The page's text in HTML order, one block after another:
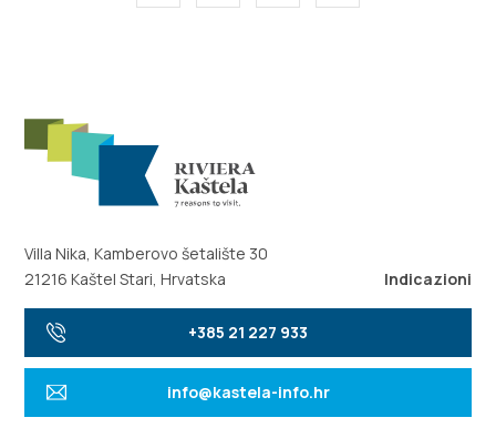
Villa Nika, Kamberovo šetalište 30
21216 Kaštel Stari, Hrvatska
Indicazioni
+385 21 227 933
info@kastela-info.hr